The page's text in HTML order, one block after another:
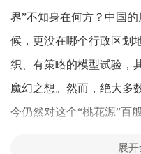
界”不知身在何方？中国
候，更没在哪个行政区划
织、有策略的模型试验，
魔幻之想。然而，绝大多
今仍然对这个“桃花源”百
不仅从美学的角度来
展